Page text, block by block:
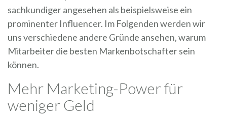
sachkundiger angesehen als beispielsweise ein
prominenter Influencer. Im Folgenden werden wir
uns verschiedene andere Gründe ansehen, warum
Mitarbeiter die besten Markenbotschafter sein
können.
Mehr Marketing-Power für
weniger Geld